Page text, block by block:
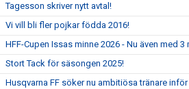
Tagesson skriver nytt avtal!
Vi vill bli fler pojkar födda 2016!
HFF-Cupen Issas minne 2026 - Nu även med 3
Stort Tack för säsongen 2025!
Husqvarna FF söker nu ambitiösa tränare inför